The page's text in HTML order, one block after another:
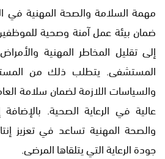
مهمة السلامة والصحة المهنية في
ضمان بيئة عمل آمنة وصحية
إلى تقليل المخاطر المهنية
المستشفى. يتطلب ذلك من
والسياسات اللازمة لضمان سلامة
عالية في الرعاية الصحية.
والصحة المهنية تساعد في تعزيز
جودة الرعاية التي يتلقاها المرضى.